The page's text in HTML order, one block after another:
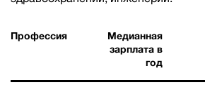
Профессия
Медианная
зарплата в
год